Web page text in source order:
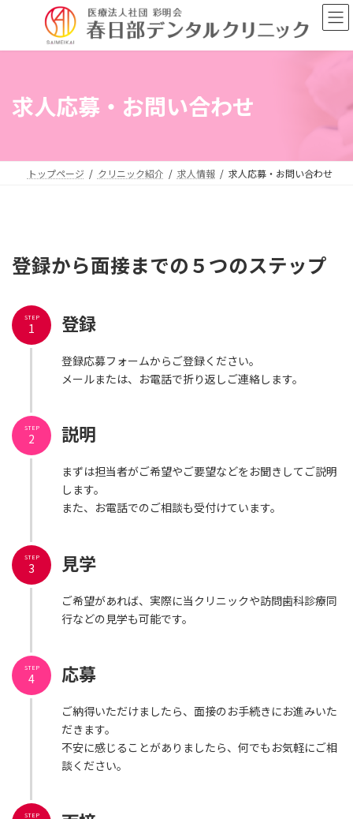
ン
ー
求人応募・お問い合わせ
トップページ クリニック紹介 求人情報 求人応募・お問い合わせ
登録から面接までの５つのステップ
登録
登録応募フォームからご登録ください。
メールまたは、お電話で折り返しご連絡します。
STEP
1
説明
まずは担当者がご希望やご要望などをお聞きしてご説明
します。
また、お電話でのご相談も受付けています。
STEP
2
見学
ご希望があれば、実際に当クリニックや訪問歯科診療同
行などの見学も可能です。
STEP
3
応募
ご納得いただけましたら、面接のお手続きにお進みいた
だきます。
不安に感じることがありましたら、何でもお気軽にご相
談ください。
STEP
4
STEP